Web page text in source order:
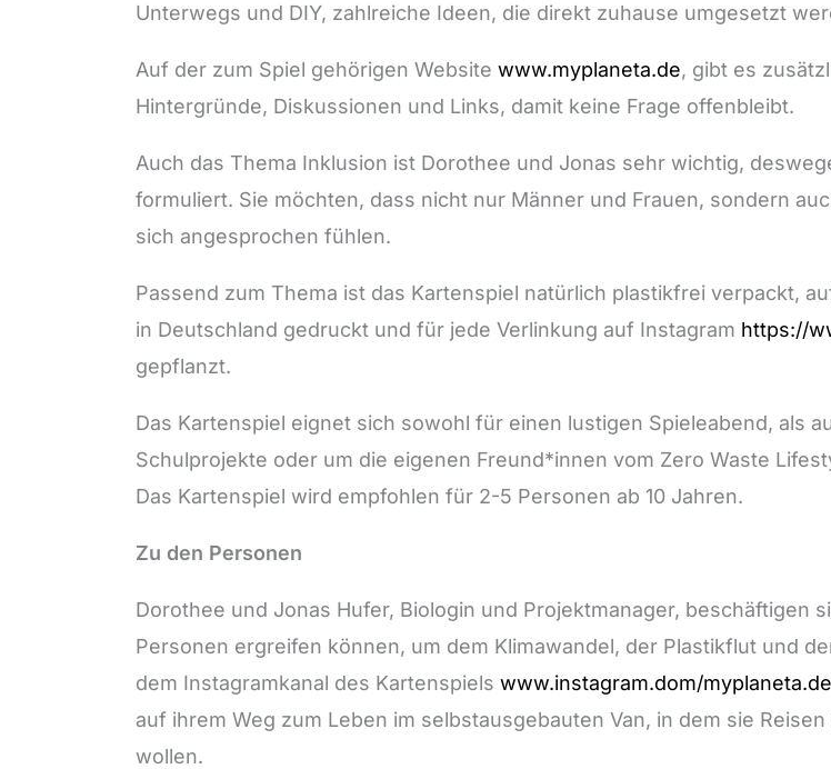
Unterwegs und DIY, zahlreiche Ideen, die direkt zuhause umgesetzt
Auf der zum Spiel gehörigen Website www.myplaneta.de, gibt es
Hintergründe, Diskussionen und Links, damit keine Frage offenbleibt.
Auch das Thema Inklusion ist Dorothee und Jonas sehr wichtig,
formuliert. Sie möchten, dass nicht nur Männer und Frauen, sondern
sich angesprochen fühlen.
Passend zum Thema ist das Kartenspiel natürlich plastikfrei verpackt,
in Deutschland gedruckt und für jede Verlinkung auf Instagram https://
gepflanzt.
Das Kartenspiel eignet sich sowohl für einen lustigen Spieleabend, als
Schulprojekte oder um die eigenen Freund*innen vom Zero Waste
Das Kartenspiel wird empfohlen für 2-5 Personen ab 10 Jahren.
Zu den Personen
Dorothee und Jonas Hufer, Biologin und Projektmanager, beschäftigen
Personen ergreifen können, um dem Klimawandel, der Plastikflut und
dem Instagramkanal des Kartenspiels www.instagram.dom/myplaneta.de
auf ihrem Weg zum Leben im selbstausgebauten Van, in dem sie
wollen.